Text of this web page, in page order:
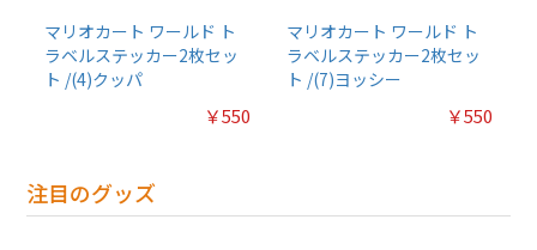
マリオカート ワールド ト
ラベルステッカー2枚セッ
ト /(4)クッパ
￥550
マリオカート ワールド ト
ラベルステッカー2枚セッ
ト /(7)ヨッシー
￥550
注目のグッズ